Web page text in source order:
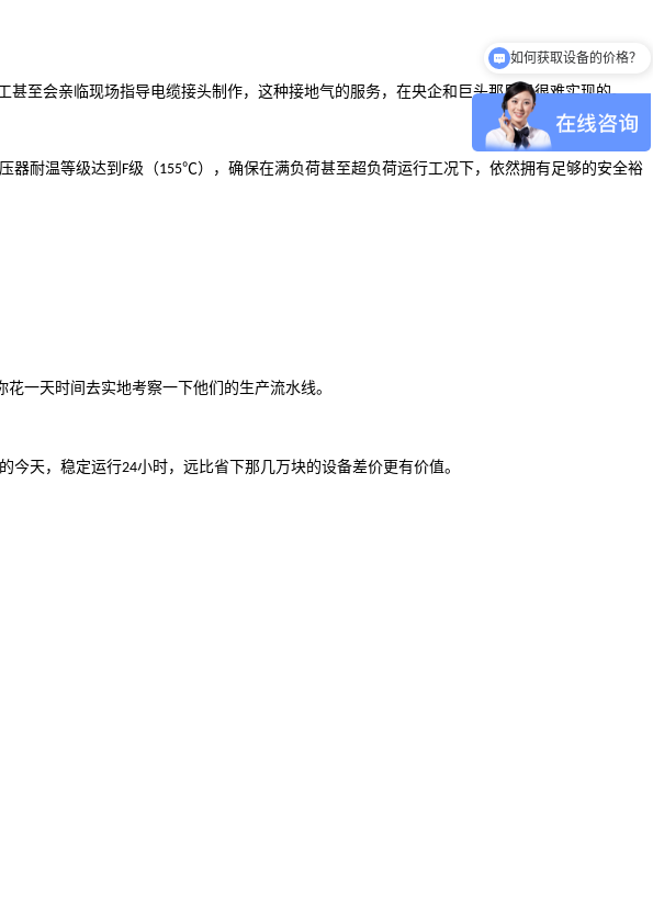
甚至会亲临现场指导电缆接头制作，这种接地气的服务，在央企和巨头那里是很难实现的。
器耐温等级达到 F级（155℃），确保在满负荷甚至超负荷运行工况下，依然拥有足够的安全裕
花一天时间去实地考察一下他们的生产流水线。
今天，稳定运行24小时，远比省下那几万块的设备差价更有价值。
可以介绍下你们的产品么